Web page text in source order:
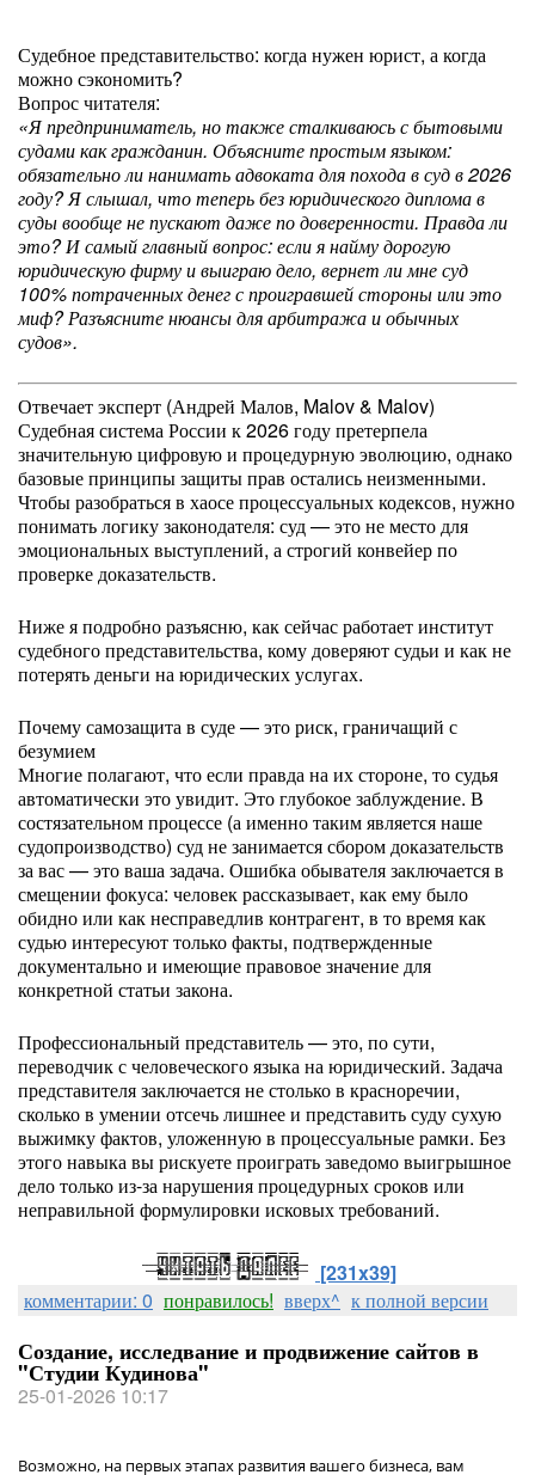
Судебное представительство: когда нужен юрист, а когда
можно сэкономить?
Вопрос читателя:
«Я предприниматель, но также сталкиваюсь с бытовыми
судами как гражданин. Объясните простым языком:
обязательно ли нанимать адвоката для похода в суд в 2026
году? Я слышал, что теперь без юридического диплома в
суды вообще не пускают даже по доверенности. Правда ли
это? И самый главный вопрос: если я найму дорогую
юридическую фирму и выиграю дело, вернет ли мне суд
100% потраченных денег с проигравшей стороны или это
миф? Разъясните нюансы для арбитража и обычных
судов».
Отвечает эксперт (Андрей Малов, Malov & Malov)
Судебная система России к 2026 году претерпела
значительную цифровую и процедурную эволюцию, однако
базовые принципы защиты прав остались неизменными.
Чтобы разобраться в хаосе процессуальных кодексов, нужно
понимать логику законодателя: суд — это не место для
эмоциональных выступлений, а строгий конвейер по
проверке доказательств.
Ниже я подробно разъясню, как сейчас работает институт
судебного представительства, кому доверяют судьи и как не
потерять деньги на юридических услугах.
Почему самозащита в суде — это риск, граничащий с
безумием
Многие полагают, что если правда на их стороне, то судья
автоматически это увидит. Это глубокое заблуждение. В
состязательном процессе (а именно таким является наше
судопроизводство) суд не занимается сбором доказательств
за вас — это ваша задача. Ошибка обывателя заключается в
смещении фокуса: человек рассказывает, как ему было
обидно или как несправедлив контрагент, в то время как
судью интересуют только факты, подтвержденные
документально и имеющие правовое значение для
конкретной статьи закона.
Профессиональный представитель — это, по сути,
переводчик с человеческого языка на юридический. Задача
представителя заключается не столько в красноречии,
сколько в умении отсечь лишнее и представить суду сухую
выжимку фактов, уложенную в процессуальные рамки. Без
этого навыка вы рискуете проиграть заведомо выигрышное
дело только из-за нарушения процедурных сроков или
неправильной формулировки исковых требований.
[231x39]
комментарии: 0 понравилось! вверх^ к полной версии
Создание, исследвание и продвижение сайтов в
"Студии Кудинова"
25-01-2026 10:17
Возможно, на первых этапах развития вашего бизнеса, вам